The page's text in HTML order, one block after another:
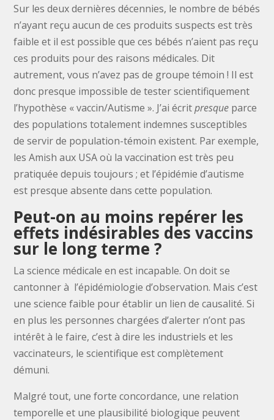
Sur les deux dernières décennies, le nombre de bébés
n’ayant reçu aucun de ces produits suspects est très
faible et il est possible que ces bébés n’aient pas reçu
ces produits pour des raisons médicales. Dit
autrement, vous n’avez pas de groupe témoin ! Il est
donc presque impossible de tester scientifiquement
l’hypothèse « vaccin/Autisme ». J’ai écritpresque parce
des populations totalement indemnes susceptibles
de servir de population-témoin existent. Par exemple,
les Amish aux USA où la vaccination est très peu
pratiquée depuis toujours ; et l’épidémie d’autisme
est presque absente dans cette population.
Peut-on au moins repérer les
effets indésirables des vaccins
sur le long terme ?
La science médicale en est incapable. On doit se
cantonner à l’épidémiologie d’observation. Mais c’est
une science faible pour établir un lien de causalité. Si
en plus les personnes chargées d’alerter n’ont pas
intérêt à le faire, c’est à dire les industriels et les
vaccinateurs, le scientifique est complètement
démuni.
Malgré tout, une forte concordance, une relation
temporelle et une plausibilité biologique peuvent